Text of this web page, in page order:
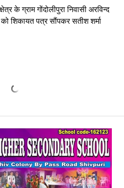
के ग्राम गोंदोलीपुरा निवासी अरविन्द
शिकायत पत्र सौंपकर सतीश शर्मा